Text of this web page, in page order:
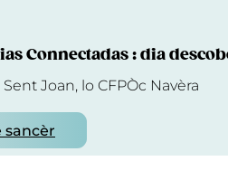
Connectadas : dia
Joan, lo CFPÒc Navèra
sancèr